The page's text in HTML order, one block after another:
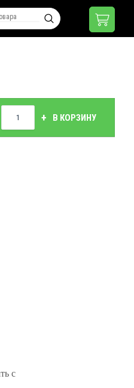
+ В КОРЗИНУ
с